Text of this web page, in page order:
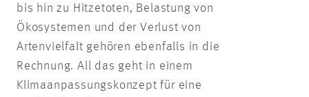
bis hin zu Hitzetoten, Belastung von
Ökosystemen und der Verlust von
Artenvielfalt gehören ebenfalls in die
Rechnung. All das geht in einem
Klimaanpassungskonzept für eine